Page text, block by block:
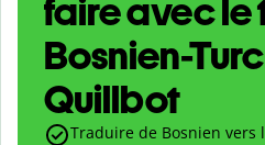
faire avec
Bosnien-
Quillbot
Traduire de Bosnien vers